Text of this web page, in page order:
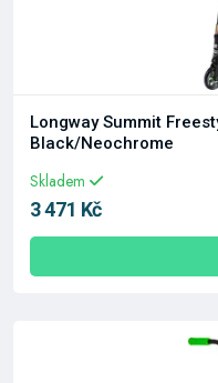
Longway Summit
Black/Neochrome
Skladem
3 471 Kč